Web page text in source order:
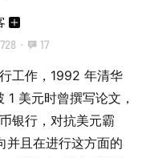
· 17
工作，1992 年清华
美元时曾撰写论文，
银行，对抗美元霸
并且在进行这方面的